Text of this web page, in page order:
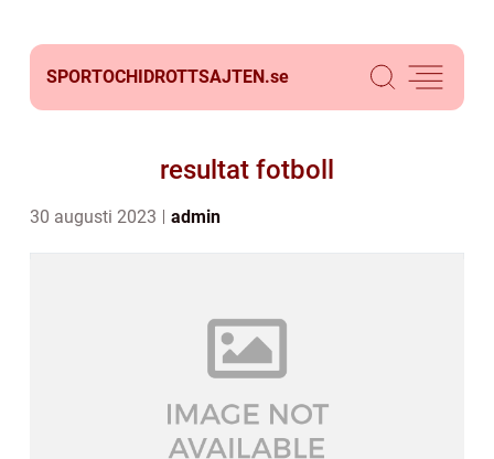
SPORTOCHIDROTTSAJTEN.se
resultat fotboll
30 augusti 2023 admin